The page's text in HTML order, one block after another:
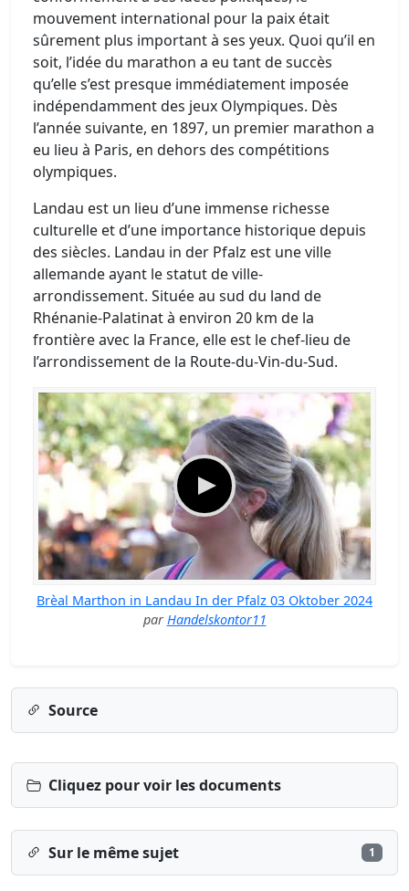
mouvement international pour la paix était
sûrement plus important à ses yeux. Quoi qu’il en
soit, l’idée du marathon a eu tant de succès
qu’elle s’est presque immédiatement imposée
indépendamment des jeux Olympiques. Dès
l’année sui­vante, en 1897, un premier marathon a
eu lieu à Paris, en dehors des compétitions
olympiques.
Landau est un lieu d’une immense richesse
culturelle et d’une importance historique depuis
des siècles. Landau in der Pfalz est une ville
allemande ayant le statut de ville-
arrondissement. Située au sud du land de
Rhénanie-Palatinat à environ 20 km de la
frontière avec la France, elle est le chef-lieu de
l’arrondissement de la Route-du-Vin-du-Sud.
Brèal Marthon in Landau In der Pfalz 03 Oktober 2024
par Handelskontor11
Source
Cliquez pour voir les documents
Sur le même sujet 1